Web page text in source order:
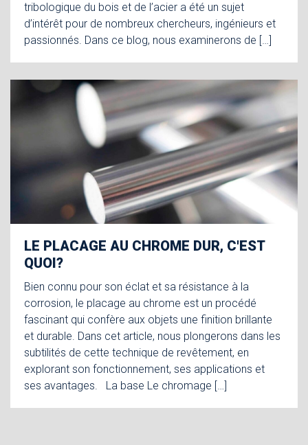
tribologique du bois et de l’acier a été un sujet
d’intérêt pour de nombreux chercheurs, ingénieurs et
passionnés. Dans ce blog, nous examinerons de […]
LE PLACAGE AU CHROME DUR, C'EST
QUOI?
Bien connu pour son éclat et sa résistance à la
corrosion, le placage au chrome est un procédé
fascinant qui confère aux objets une finition brillante
et durable. Dans cet article, nous plongerons dans les
subtilités de cette technique de revêtement, en
explorant son fonctionnement, ses applications et
ses avantages. La base Le chromage […]